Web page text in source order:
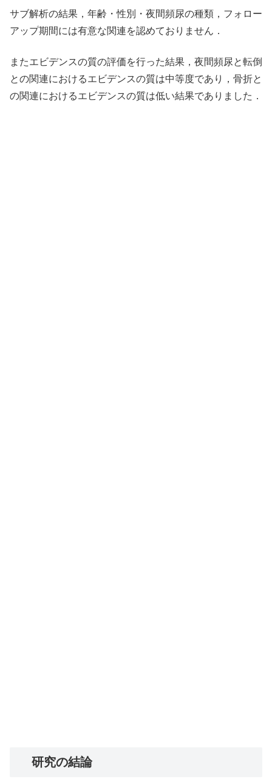
サブ解析の結果，年齢・性別・夜間頻尿の種類，フォロー
アップ期間には有意な関連を認めておりません．
またエビデンスの質の評価を行った結果，夜間頻尿と転倒
との関連におけるエビデンスの質は中等度であり，骨折と
の関連におけるエビデンスの質は低い結果でありました．
研究の結論